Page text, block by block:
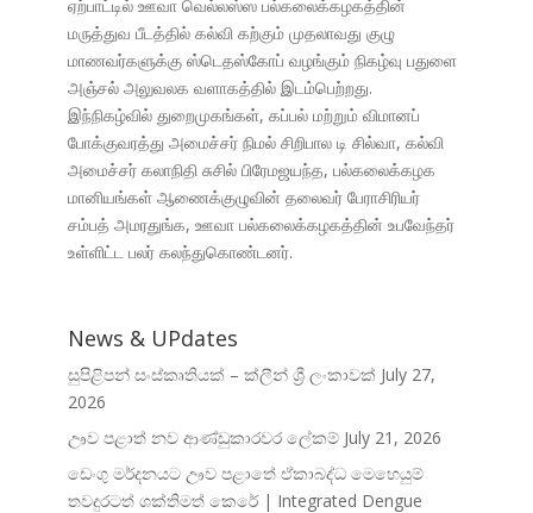
ஏற்பாட்டில் ஊவா வெல்லஸ்ஸ பல்கலைக்கழகத்தின்
மருத்துவ பீடத்தில் கல்வி கற்கும் முதலாவது குழு
மாணவர்களுக்கு ஸ்டெதஸ்கோப் வழங்கும் நிகழ்வு பதுளை
அஞ்சல் அலுவலக வளாகத்தில் இடம்பெற்றது.
இந்நிகழ்வில் துறைமுகங்கள், கப்பல் மற்றும் விமானப்
போக்குவரத்து அமைச்சர் நிமல் சிறிபால டி சில்வா, கல்வி
அமைச்சர் கலாநிதி சுசில் பிரேமஜயந்த, பல்கலைக்கழக
மானியங்கள் ஆணைக்குழுவின் தலைவர் பேராசிரியர்
சம்பத் அமரதுங்க, ஊவா பல்கலைக்கழகத்தின் உபவேந்தர்
உள்ளிட்ட பலர் கலந்துகொண்டனர்.
News & UPdates
සුපිළිපන් සංස්කෘතියක් – ක්ලීන් ශ්‍රී ලංකාවක් July 27,
2026
ඌව පළාත් නව ආණ්ඩුකාරවර ලේකම් July 21, 2026
ඩෙංගු මර්දනයට ඌව පළාතේ ඒකාබද්ධ මෙහෙයුම්
තවදුරටත් ශක්තිමත් කෙරේ | Integrated Dengue